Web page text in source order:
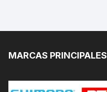
MARCAS PRINCIPALES